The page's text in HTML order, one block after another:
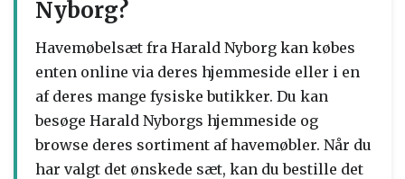
Nyborg?
Havemøbelsæt fra Harald Nyborg kan købes
enten online via deres hjemmeside eller i en
af deres mange fysiske butikker. Du kan
besøge Harald Nyborgs hjemmeside og
browse deres sortiment af havemøbler. Når du
har valgt det ønskede sæt, kan du bestille det